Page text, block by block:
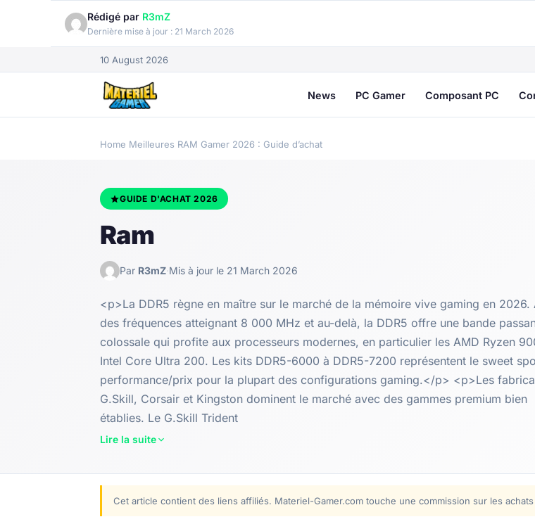
Rédigé par R3mZ
Dernière mise à jour : 21 March 2026
10 August 2026
News PC Gamer Composant PC
Home Meilleures RAM Gamer 2026 : Guide d’achat
GUIDE D'ACHAT 2026
Ram
Par R3mZ·Mis à jour le 21 March 2026
<p>La DDR5 règne en maître sur le marché de la mémoire vive gaming en 2026.
des fréquences atteignant 8 000 MHz et au-delà, la DDR5 offre une bande
colossale qui profite aux processeurs modernes, en particulier les AMD Ryzen
Intel Core Ultra 200. Les kits DDR5-6000 à DDR5-7200 représentent le sweet
performance/prix pour la plupart des configurations gaming.</p> <p>Les
G.Skill, Corsair et Kingston dominent le marché avec des gammes premium bien
établies. Le G.Skill Trident
Lire la suite
Cet article contient des liens affiliés. Materiel-Gamer.com touche une commission sur les